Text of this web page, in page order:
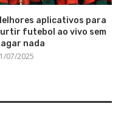
aplicativos para
futebol ao vivo sem
nada
07/2025